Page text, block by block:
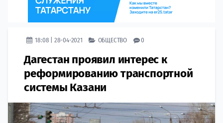
18:08 | 28-04-2021 ОБЩЕСТВО 0
Дагестан проявил интерес к
реформированию транспортной
системы Казани